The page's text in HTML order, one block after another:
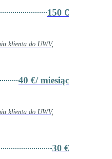
150 €
klienta do UWV,
40 €/ miesiąc
klienta do UWV,
30 €